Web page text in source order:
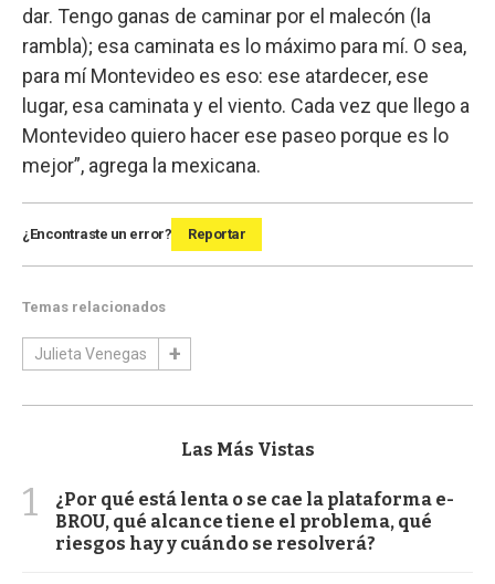
dar. Tengo ganas de caminar por el malecón (la
rambla); esa caminata es lo máximo para mí. O sea,
para mí Montevideo es eso: ese atardecer, ese
lugar, esa caminata y el viento. Cada vez que llego a
Montevideo quiero hacer ese paseo porque es lo
mejor”, agrega la mexicana.
¿Encontraste un error? Reportar
Temas relacionados
Julieta Venegas
Las Más Vistas
1
¿Por qué está lenta o se cae la plataforma e-
BROU, qué alcance tiene el problema, qué
riesgos hay y cuándo se resolverá?